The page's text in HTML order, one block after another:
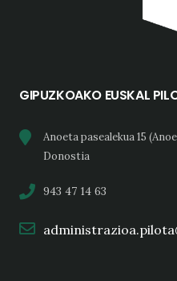
GIPUZKOAKO EUSKAL
Anoeta pasealekua 15
Donostia
943 47 14 63